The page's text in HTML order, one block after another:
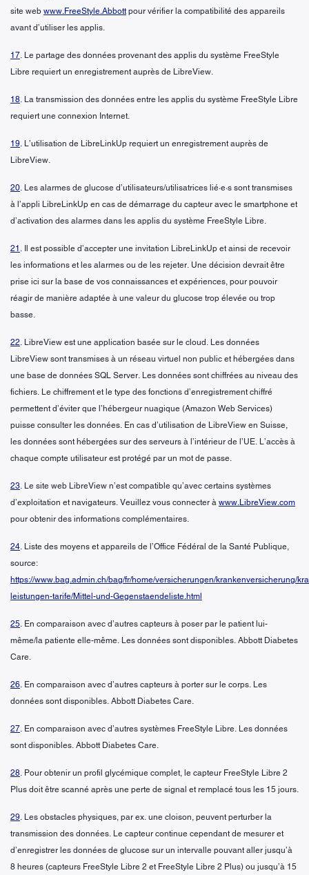
site web www.FreeStyle.Abbott pour vérifier la compatibilité des appareils
avant d’utiliser les applis.
17. Le partage des données provenant des applis du système FreeStyle
Libre requiert un enregistrement auprès de LibreView.
18. La transmission des données entre les applis du système FreeStyle Libre
requiert une connexion Internet.
19. L’utilisation de LibreLinkUp requiert un enregistrement auprès de
LibreView.
20. Les alarmes de glucose d’utilisateurs/utilisatrices lié·e·s sont transmises
à l’appli LibreLinkUp en cas de démarrage du capteur avec le smartphone et
d’activation des alarmes dans les applis du système FreeStyle Libre.
21 . Il est possible d’accepter une invitation LibreLinkUp et ainsi de recevoir
les informations et les alarmes ou de les rejeter. Une décision devrait être
prise ici sur la base de vos connaissances et expériences, pour pouvoir
réagir de manière adaptée à une valeur du glucose trop élevée ou trop
basse.
22. LibreView est une application basée sur le cloud. Les données
LibreView sont transmises à un réseau virtuel non public et hébergées dans
une base de données SQL Server. Les données sont chiffrées au niveau des
fichiers. Le chiffrement et le type des fonctions d’enregistrement chiffré
permettent d’éviter que l’hébergeur nuagique (Amazon Web Services)
puisse consulter les données. En cas d’utilisation de LibreView en Suisse,
les données sont hébergées sur des serveurs à l’intérieur de l’UE. L’accès à
chaque compte utilisateur est protégé par un mot de passe.
23. Le site web LibreView n’est compatible qu’avec certains systèmes
d’exploitation et navigateurs. Veuillez vous connecter à www.LibreView.com
pour obtenir des informations complémentaires.
24. Liste des moyens et appareils de l’Office Fédéral de la Santé Publique,
source:
https://www.bag.admin.ch/bag/fr/home/versicherungen/krankenversicherung/
leistungen-tarife/Mittel-und-Gegenstaendeliste.html
25. En comparaison avec d’autres capteurs à poser par le patient lui-
même/la patiente elle-même. Les données sont disponibles. Abbott Diabetes
Care.
26. En comparaison avec d’autres capteurs à porter sur le corps. Les
données sont disponibles. Abbott Diabetes Care.
27. En comparaison avec d’autres systèmes FreeStyle Libre. Les données
sont disponibles. Abbott Diabetes Care.
28. Pour obtenir un profil glycémique complet, le capteur FreeStyle Libre 2
Plus doit être scanné après une perte de signal et remplacé tous les 15 jours.
29. Les obstacles physiques, par ex. une cloison, peuvent perturber la
transmission des données. Le capteur continue cependant de mesurer et
d’enregistrer les données de glucose sur un intervalle pouvant aller jusqu’à
8 heures (capteurs FreeStyle Libre 2 et FreeStyle Libre 2 Plus) ou jusqu’à 15